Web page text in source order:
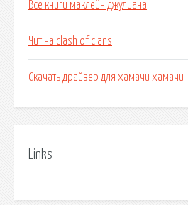
Все книги маклейн джулиана
Чит на clash of clans
Скачать драйвер для хамачи хамачи
Links